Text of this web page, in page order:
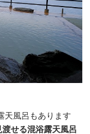
天風呂もあります
せる混浴露天風呂